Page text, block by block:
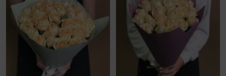
Добавить в избранное